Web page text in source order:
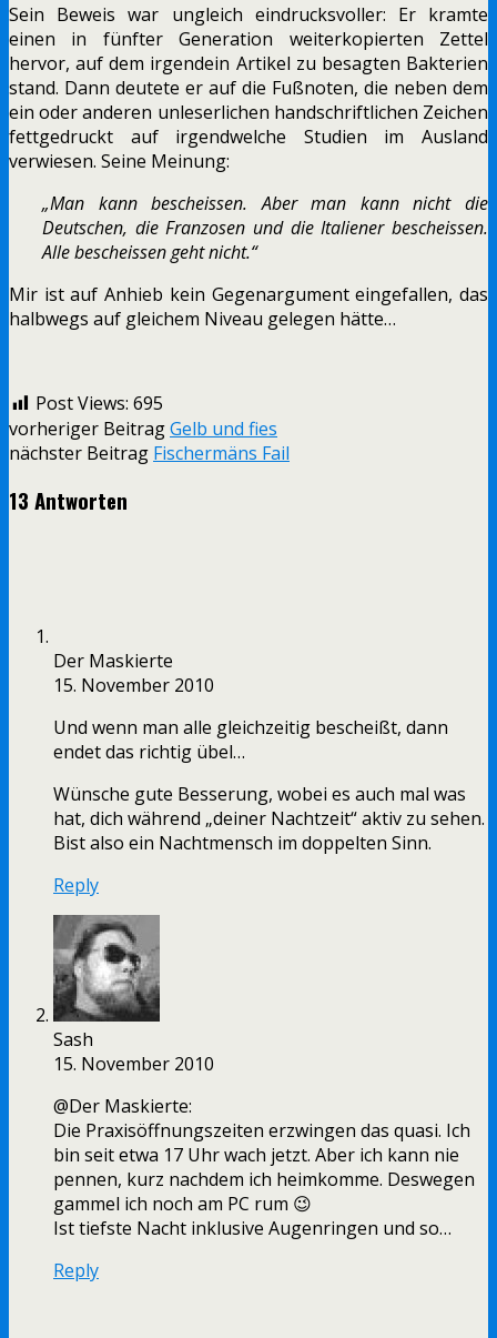
Sein Beweis war ungleich eindrucksvoller: Er kramte
einen in fünfter Generation weiterkopierten Zettel
hervor, auf dem irgendein Artikel zu besagten Bakterien
stand. Dann deutete er auf die Fußnoten, die neben dem
ein oder anderen unleserlichen handschriftlichen Zeichen
fettgedruckt auf irgendwelche Studien im Ausland
verwiesen. Seine Meinung:
„Man kann bescheissen. Aber man kann nicht die
Deutschen, die Franzosen und die Italiener bescheissen.
Alle bescheissen geht nicht.“
Mir ist auf Anhieb kein Gegenargument eingefallen, das
halbwegs auf gleichem Niveau gelegen hätte…
Post Views: 695
vorheriger BeitragGelb und fies
nächster Beitrag Fischermäns Fail
13 Antworten
Der Maskierte
15. November 2010
Und wenn man alle gleichzeitig bescheißt, dann
endet das richtig übel…
Wünsche gute Besserung, wobei es auch mal was
hat, dich während „deiner Nachtzeit“ aktiv zu sehen.
Bist also ein Nachtmensch im doppelten Sinn.
Reply
Sash
15. November 2010
@Der Maskierte:
Die Praxisöffnungszeiten erzwingen das quasi. Ich
bin seit etwa 17 Uhr wach jetzt. Aber ich kann nie
pennen, kurz nachdem ich heimkomme. Deswegen
gammel ich noch am PC rum 😉
Ist tiefste Nacht inklusive Augenringen und so…
Reply